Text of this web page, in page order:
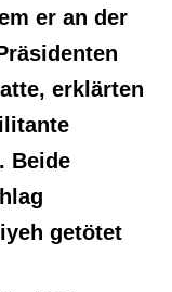
er an der
erklärten
Beide
getötet